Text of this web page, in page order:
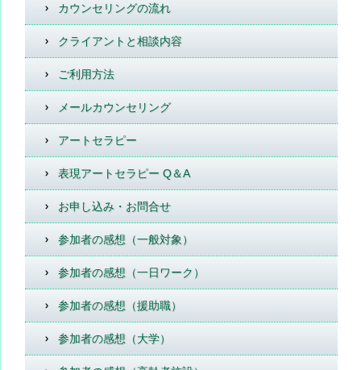
カウンセリングの流れ
クライアントと相談内容
ご利用方法
メールカウンセリング
アートセラピー
表現アートセラピー Q＆A
お申し込み・お問合せ
参加者の感想（一般対象）
参加者の感想（一日ワーク）
参加者の感想（援助職）
参加者の感想（大学）